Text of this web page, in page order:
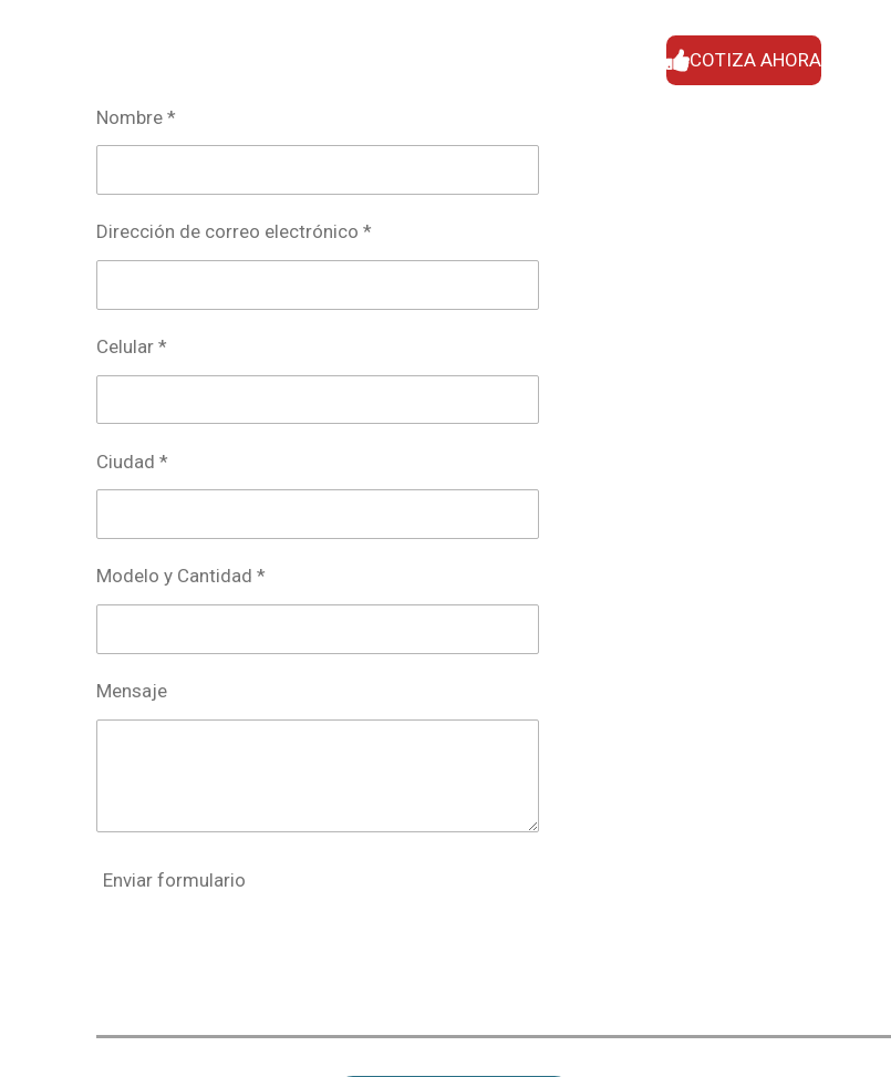
COTIZA AHORA
Nombre *
Dirección de correo electrónico *
Celular *
Ciudad *
Modelo y Cantidad *
Mensaje
Enviar formulario